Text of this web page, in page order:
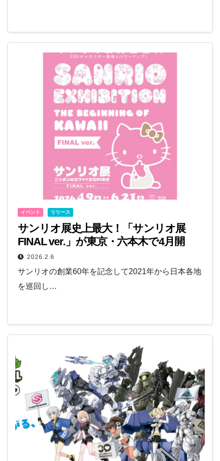
イベント リリース
サンリオ展史上最大！「サンリオ展
FINAL ver.」が東京・六本木で4月開
催！2026.2.6
サンリオの創業60年を記念して2021年から日本各地
を巡回し…